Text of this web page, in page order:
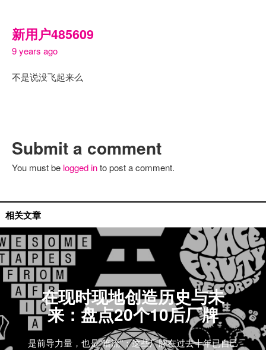
新用户485609
9 years ago
不是说没飞起来么
Submit a comment
You must be logged into post a comment.
相关文章
在现时现地创造历史与未
来：盘点20个10后厂牌
是前导力量，也是“暗流”；这些厂牌在过去十年已自己
艺人推荐